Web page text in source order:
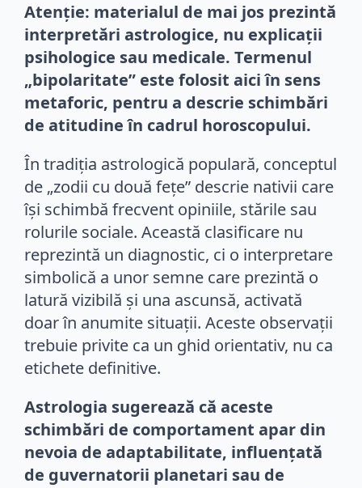
Atenție: materialul de mai jos prezintă
interpretări astrologice, nu explicații
psihologice sau medicale. Termenul
„bipolaritate” este folosit aici în sens
metaforic, pentru a descrie schimbări
de atitudine în cadrul horoscopului.
În tradiția astrologică populară, conceptul
de „zodii cu două fețe” descrie nativii care
își schimbă frecvent opiniile, stările sau
rolurile sociale. Această clasificare nu
reprezintă un diagnostic, ci o interpretare
simbolică a unor semne care prezintă o
latură vizibilă și una ascunsă, activată
doar în anumite situații. Aceste observații
trebuie privite ca un ghid orientativ, nu ca
etichete definitive.
Astrologia sugerează că aceste
schimbări de comportament apar din
nevoia de adaptabilitate, influențată
de guvernatorii planetari sau de